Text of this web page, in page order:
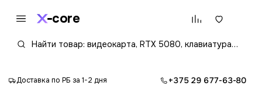
core
Доставка по РБ за 1-2 дня +375 29 677-63-80